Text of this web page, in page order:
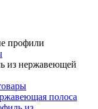
профили
из нержавеющей
полоса